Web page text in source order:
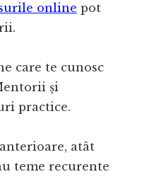
online pot
care te cunosc
și
practice.
atât
teme recurente